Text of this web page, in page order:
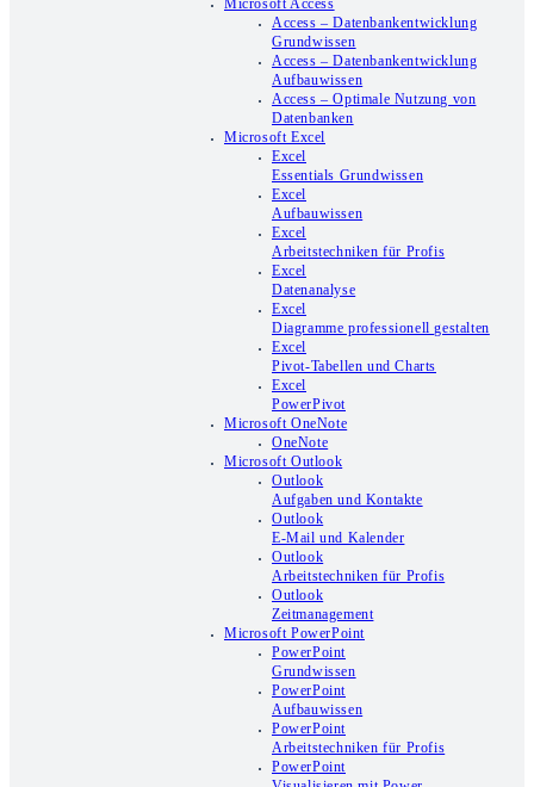
Microsoft Access
Access – Datenbankentwicklung
Grundwissen
Access – Datenbankentwicklung
Aufbauwissen
Access – Optimale Nutzung von
Datenbanken
Microsoft Excel
Excel
Essentials Grundwissen
Excel
Aufbauwissen
Excel
Arbeitstechniken für Profis
Excel
Datenanalyse
Excel
Diagramme professionell gestalten
Excel
Pivot-Tabellen und Charts
Excel
PowerPivot
Microsoft OneNote
OneNote
Microsoft Outlook
Outlook
Aufgaben und Kontakte
Outlook
E-Mail und Kalender
Outlook
Arbeitstechniken für Profis
Outlook
Zeitmanagement
Microsoft PowerPoint
PowerPoint
Grundwissen
PowerPoint
Aufbauwissen
PowerPoint
Arbeitstechniken für Profis
PowerPoint